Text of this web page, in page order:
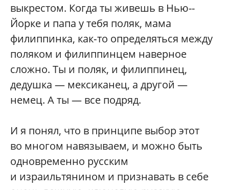
выкрестом. Когда ты живешь в Нью-­
Йорке и папа у тебя поляк, мама
филиппинка, как‑то определяться между
поляком и филиппинцем наверное
сложно. Ты и поляк, и филиппинец,
дедушка — мексиканец, а другой —
немец. А ты — все подряд.
И я понял, что в принципе выбор этот
во многом навязываем, и можно быть
одновременно русским
и израильтянином и признавать в себе